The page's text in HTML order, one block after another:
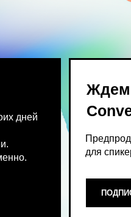
Предпродажа билетов
для спикеров откроются
Ждем вас 2
ПОДПИСАТЬСЯ НА